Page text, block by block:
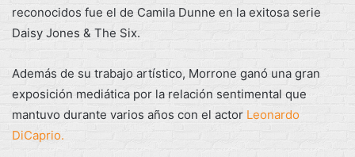
reconocidos fue el de Camila Dunne en la exitosa serie
Daisy Jones & The Six.
Además de su trabajo artístico, Morrone ganó una gran
exposición mediática por la relación sentimental que
mantuvo durante varios años con el actor Leonardo
DiCaprio.